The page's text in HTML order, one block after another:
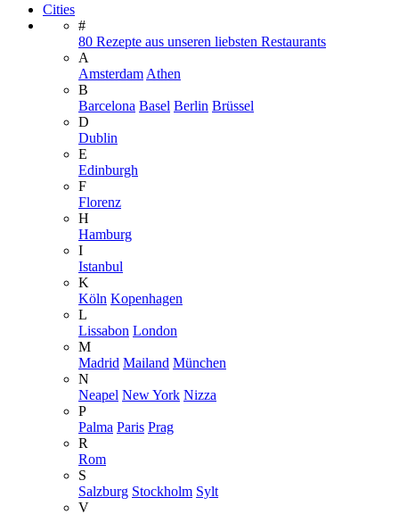
Cities
#
80 Rezepte aus unseren liebsten Restaurants
A
Amsterdam Athen
B
Barcelona Basel Berlin Brüssel
D
Dublin
E
Edinburgh
F
Florenz
H
Hamburg
I
Istanbul
K
Köln Kopenhagen
L
Lissabon London
M
Madrid Mailand München
N
Neapel New York Nizza
P
Palma Paris Prag
R
Rom
S
Salzburg Stockholm Sylt
V